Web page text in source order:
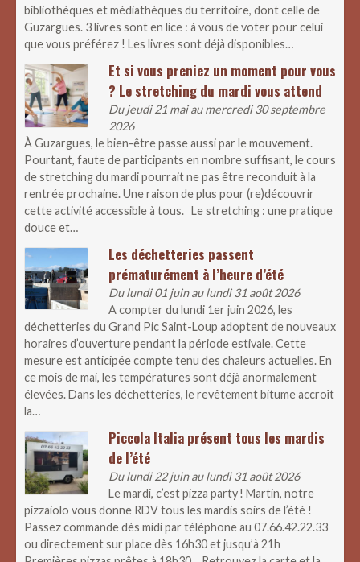
bibliothèques et médiathèques du territoire, dont celle de
Guzargues. 3 livres sont en lice : à vous de voter pour celui
que vous préférez ! Les livres sont déjà disponibles…
Et si vous preniez un moment pour vous
? Le stretching du mardi vous attend
Du jeudi 21 mai au mercredi 30 septembre
2026
À Guzargues, le bien-être passe aussi par le mouvement.
Pourtant, faute de participants en nombre suffisant, le cours
de stretching du mardi pourrait ne pas être reconduit à la
rentrée prochaine. Une raison de plus pour (re)découvrir
cette activité accessible à tous. Le stretching : une pratique
douce et…
Les déchetteries passent
prématurément à l’heure d’été
Du lundi 01 juin au lundi 31 août 2026
A compter du lundi 1er juin 2026, les
déchetteries du Grand Pic Saint-Loup adoptent de nouveaux
horaires d’ouverture pendant la période estivale. Cette
mesure est anticipée compte tenu des chaleurs actuelles. En
ce mois de mai, les températures sont déjà anormalement
élevées. Dans les déchetteries, le revêtement bitume accroît
la…
Piccola Italia présent tous les mardis
de l’été
Du lundi 22 juin au lundi 31 août 2026
Le mardi, c’est pizza party ! Martin, notre
pizzaiolo vous donne RDV tous les mardis soirs de l’été !
Passez commande dès midi par téléphone au 07.66.42.22.33
ou directement sur place dès 16h30 et jusqu’à 21h